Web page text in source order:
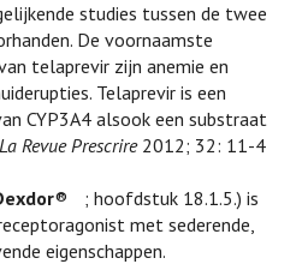
studies tussen de twee
De voornaamste
telaprevir zijn anemie en
Telaprevir is een
CYP3A4 alsook een substraat
La Revue Prescrire2012; 32: 11-4
®
; hoofdstuk 18.1.5.) is
met sederende,
eigenschappen.